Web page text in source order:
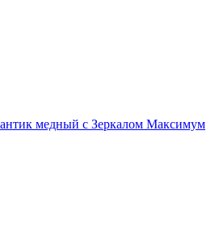
медный с Зеркалом Максимум